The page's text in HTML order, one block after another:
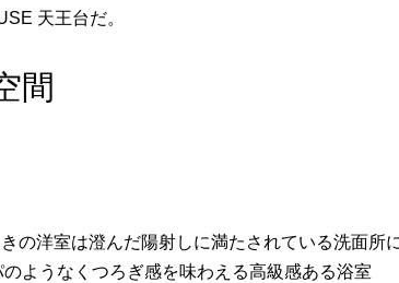
天王台だ。
間
の洋室は澄んだ陽射しに満たされている洗面所
ようなくつろぎ感を味わえる高級感ある浴室